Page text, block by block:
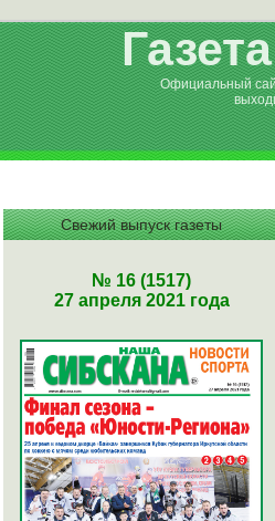
Официальный
Свежий выпуск газеты
№ 16 (1517)
27 апреля 2021 года